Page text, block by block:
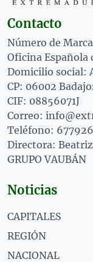
Contacto
Número de
Oficina Española
Domicilio social:
CP: 06002
CIF: 08856071J
Correo:
Teléfono:
Directora:
GRUPO VAUBÁN
Noticias
CAPITALES
REGIÓN
NACIONAL